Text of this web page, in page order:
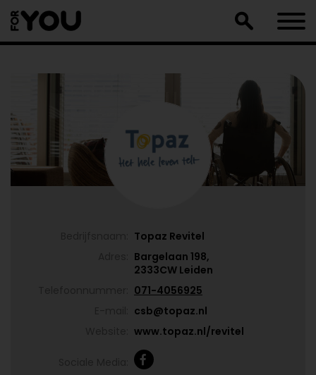
naar
artikel
Topaz Revitel
Bargelaan 198,
2333CW Leiden
071-4056925
csb@topaz.nl
www.topaz.nl/revitel